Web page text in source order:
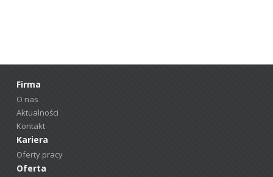
Firma
O nas
Aktualności
Kontakt
Kariera
Oferty pracy
Oferta